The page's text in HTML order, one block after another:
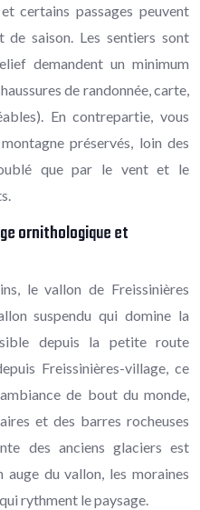
certains passages peuvent
de saison. Les sentiers sont
demandent un minimum
de randonnée, carte,
En contrepartie, vous
préservés, loin des
que par le vent et le
ornithologique et
le vallon de Freissinières
suspendu qui domine la
depuis la petite route
Freissinières-village, ce
de bout du monde,
et des barres rocheuses
des anciens glaciers est
du vallon, les moraines
rythment le paysage.